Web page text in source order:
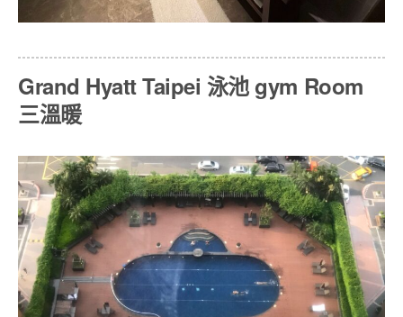
Grand Hyatt Taipei 泳池 gym Room
三溫暖